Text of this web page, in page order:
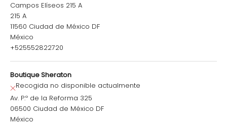
Campos Elíseos 215 A
215 A
11560 Ciudad de México DF
México
+525552822720
Boutique Sheraton
Recogida no disponible actualmente
Av. P.º de la Reforma 325
06500 Ciudad de México DF
México